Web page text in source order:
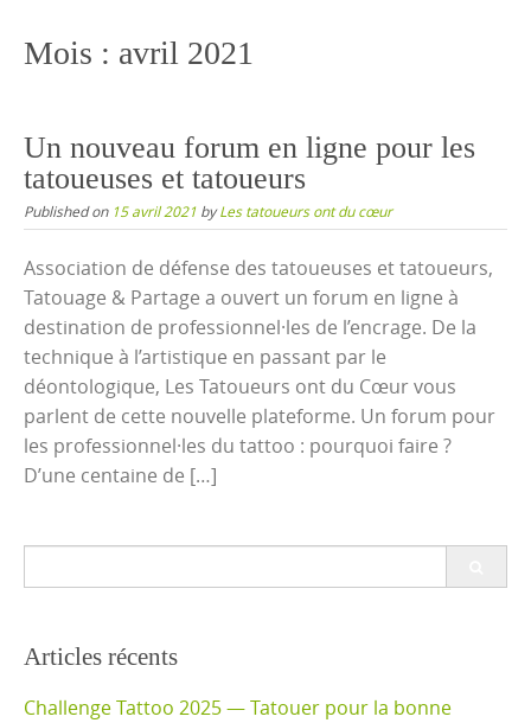
Mois : avril 2021
Un nouveau forum en ligne pour les
tatoueuses et tatoueurs
Published on 15 avril 2021 byLes tatoueurs ont du cœur
Association de défense des tatoueuses et tatoueurs,
Tatouage & Partage a ouvert un forum en ligne à
destination de professionnel·les de l’encrage. De la
technique à l’artistique en passant par le
déontologique, Les Tatoueurs ont du Cœur vous
parlent de cette nouvelle plateforme. Un forum pour
les professionnel·les du tattoo : pourquoi faire ?
D’une centaine de […]
Articles récents
Challenge Tattoo 2025 — Tatouer pour la bonne